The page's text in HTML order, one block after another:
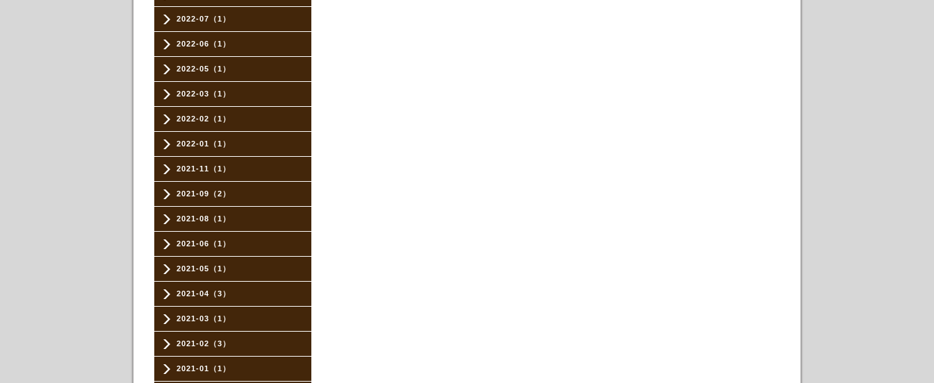
2022-07（1）
2022-06（1）
2022-05（1）
2022-03（1）
2022-02（1）
2022-01（1）
2021-11（1）
2021-09（2）
2021-08（1）
2021-06（1）
2021-05（1）
2021-04（3）
2021-03（1）
2021-02（3）
2021-01（1）